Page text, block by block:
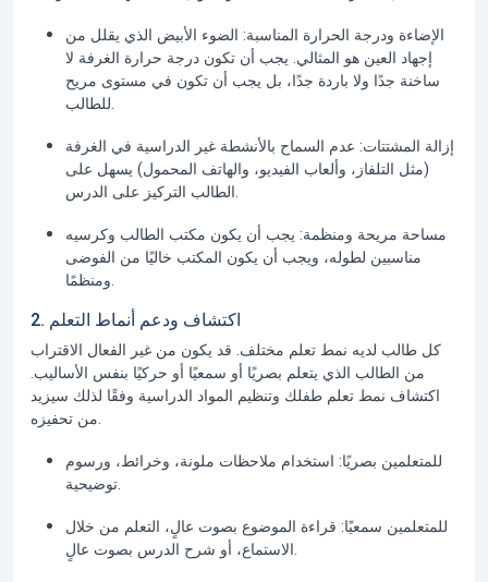
الإضاءة ودرجة الحرارة المناسبة: الضوء الأبيض الذي يقلل من
إجهاد العين هو المثالي. يجب أن تكون درجة حرارة الغرفة لا
ساخنة جدًا ولا باردة جدًا، بل يجب أن تكون في مستوى مريح
إزالة المشتتات: عدم السماح بالأنشطة غير الدراسية في الغرفة
(مثل التلفاز، وألعاب الفيديو، والهاتف المحمول) يسهل على
مساحة مريحة ومنظمة: يجب أن يكون مكتب الطالب وكرسيه
مناسبين لطوله، ويجب أن يكون المكتب خاليًا من الفوضى
2. اكتشاف ودعم أنماط التعلم
كل طالب لديه نمط تعلم مختلف. قد يكون من غير الفعال الاقتراب
من الطالب الذي يتعلم بصريًا أو سمعيًا أو حركيًا بنفس الأساليب.
اكتشاف نمط تعلم طفلك وتنظيم المواد الدراسية وفقًا لذلك سيزيد
للمتعلمين بصريًا: استخدام ملاحظات ملونة، وخرائط، ورسوم
للمتعلمين سمعيًا: قراءة الموضوع بصوت عالٍ، التعلم من خلال